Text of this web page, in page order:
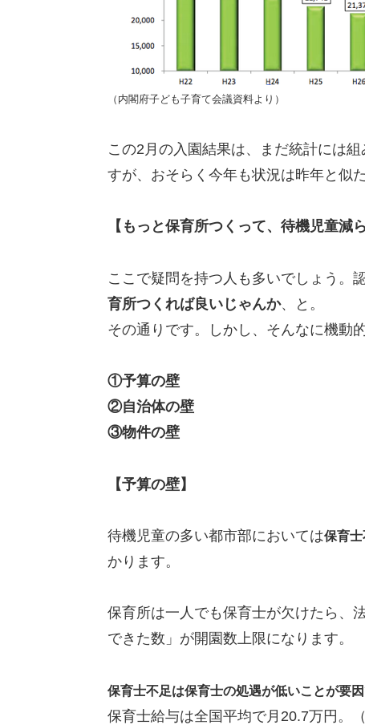
（内閣府子ども子育て会議資料より）
この2月の入園結果は、まだ統計には
すが、おそらく今年も状況は昨年と似
【もっと保育所つくって、待機児童減
ここで疑問を持つ人も多いでしょう。
育所つくれば良いじゃんか、と。
その通りです。しかし、そんなに機動
①予算の壁
②自治体の壁
③物件の壁
【予算の壁】
待機児童の多い都市部においては保育士
かります。
保育所は一人でも保育士が欠けたら、
できた数」が開園数上限になります。
保育士不足は保育士の処遇が低いことが要因
保育士給与は全国平均で月20.7万円。